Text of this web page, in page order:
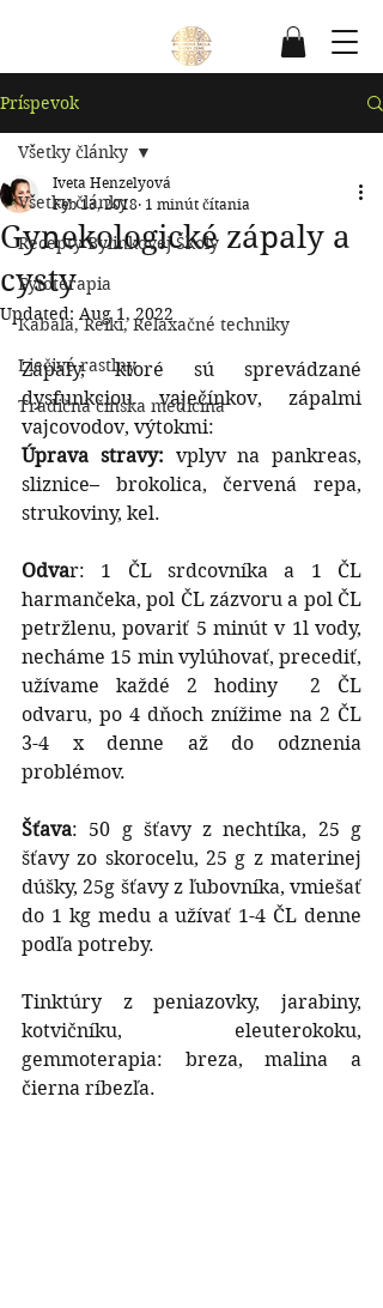
Príspevok
Všetky články
Recepty Bylinkovej Školy
Fytoterapia
Kabala, Reiki, Relaxačné techniky
Liečivé rastlny
Tradičná čínska medicína
Všetky články
Gynekologické zápaly a
cysty
Iveta Henzelyová
Feb 13, 2018 1 minút čítania
Updated: Aug 1, 2022
Zápaly, ktoré sú sprevádzané
dysfunkciou vaječínkov, zápalmi
vajcovodov, výtokmi:
Úprava stravy: vplyv na pankreas,
sliznice– brokolica, červená repa,
strukoviny, kel.
Odvar: 1 ČL srdcovníka a 1 ČL
harmančeka, pol ČL zázvoru a pol ČL
petržlenu, povariť 5 minút v 1l vody,
necháme 15 min vylúhovať, precediť,
užívame každé 2 hodiny  2 ČL
odvaru, po 4 dňoch znížime na 2 ČL
3-4 x denne až do odznenia
problémov.
Šťava: 50 g šťavy z nechtíka, 25 g
šťavy zo skorocelu, 25 g z materinej
dúšky, 25g šťavy z ľubovníka, vmiešať
do 1 kg medu a užívať 1-4 ČL denne
podľa potreby.
Tinktúry z peniazovky, jarabiny,
kotvičníku, eleuterokoku,
gemmoterapia: breza, malina a
čierna ríbezľa.